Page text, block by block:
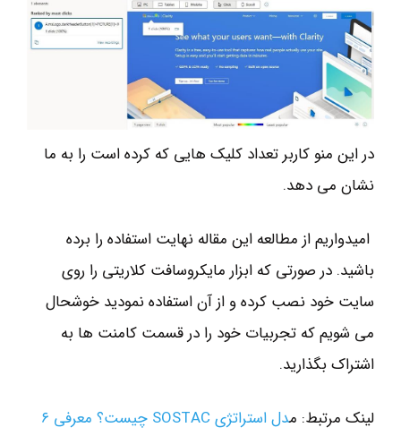
در این منو کاربر تعداد کلیک هایی که کرده است را به ما
نشان می دهد.
امیدواریم از مطالعه این مقاله نهایت استفاده را برده
باشید. در صورتی که ابزار مایکروسافت کلاریتی را روی
سایت خود نصب کرده و از آن استفاده نمودید خوشحال
می شویم که تجربیات خود را در قسمت کامنت ها به
اشتراک بگذارید.
لینک مرتبط: م
دل استراتژی SOSTAC چیست؟ معرفی ۶